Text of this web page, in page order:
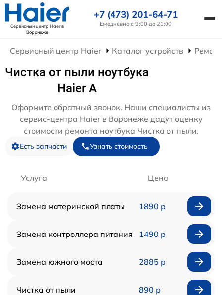
Сервисный центр Haierв
Воронеже
+7 (473) 201-64-71
Ежедневно с 9:00 до 21:00
Сервисный центр Haier Каталог устройств
Чистка от пыли ноутбука
Haier A
Оформите обратный звонок. Наши специалисты из
сервис-центра Haier в Воронеже дадут оценку
стоимости ремонта ноутбука Чистка от пыли.
Есть запчасти Узнать стоимость
Услуга Цена
Замена материнской платы 1890 р
Замена контроллера питания 1490 р
Замена южного моста 2885 р
Чистка от пыли 890 р